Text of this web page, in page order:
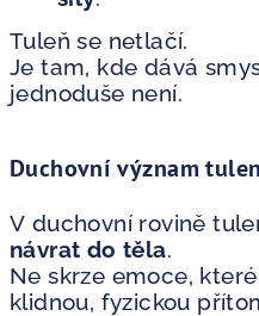
Tuleň se netlačí.
Je tam, kde dává
jednoduše není.
Duchovní význam
návrat do těla.
Ne skrze emoce,
klidnou, fyzickou